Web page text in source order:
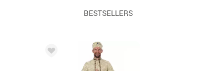
BESTSELLERS